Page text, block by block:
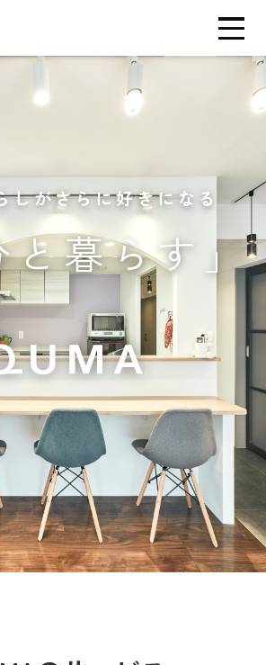
しがさらに好きになる
と暮らす」